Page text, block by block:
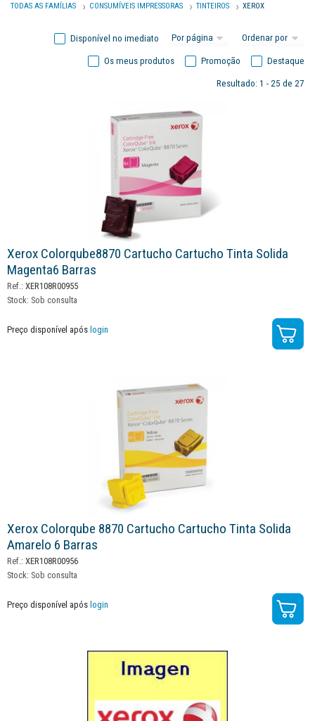
TODAS AS FAMÍLIAS CONSUMÍVEIS IMPRESSORAS TINTEIROS XEROX
Disponível no imediato
Destaque
Promoção
Os meus produtos
Resultado: 1 - 25 de 27
Xerox Colorqube8870 Cartucho Cartucho Tinta Solida
Magenta6 Barras
Ref.: XER108R00955
Stock: Sob consulta
Preço disponível após login
Xerox Colorqube 8870 Cartucho Cartucho Tinta Solida
Amarelo 6 Barras
Ref.: XER108R00956
Stock: Sob consulta
Preço disponível após login